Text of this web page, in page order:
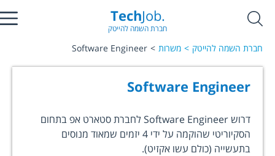
TechJob.
חברת השמה להייטק
חברת השמה להייטק משרות Software Engineer
Software Engineer
דרוש Software Engineer לחברת סטארט אפ בתחום
הסקיוריטי שהוקמה על ידי 4 יזמים שמאוד מנוסים
בתעשייה (כולם עשו אקזיט).